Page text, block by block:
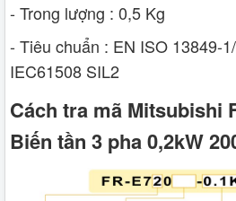
- Trong lượng : 0,5 Kg
- Tiêu chuẩn : EN ISO 13849-
IEC61508 SIL2
Cách tra mã Mitsubishi
Biến tần 3 pha 0,2kW